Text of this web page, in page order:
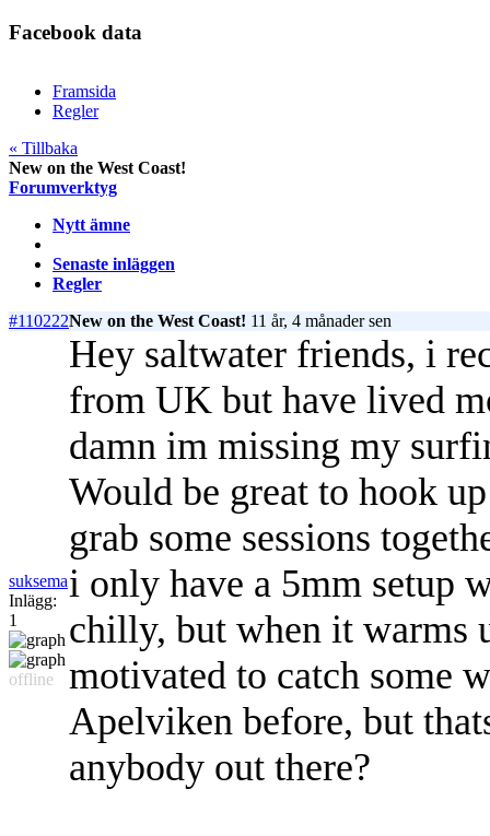
Facebook data
Framsida
Regler
« Tillbaka
New on the West Coast!
Forumverktyg
Nytt ämne
Senaste inläggen
Regler
#110222New on the West Coast! 11 år, 4 månader sen
suksema
Inlägg:
1
offline
Hey saltwater friends, i
from UK but have lived
damn im missing my
Would be great to hook
grab some sessions
i only have a 5mm setup
chilly, but when it warms
motivated to catch some
Apelviken before, but
anybody out there?